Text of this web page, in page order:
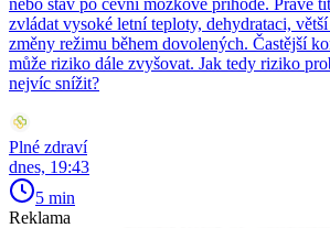
zvládat vysoké letní teploty, dehydrataci,
změny režimu během dovolených. Častější
může riziko dále zvyšovat. Jak tedy riziko
nejvíc snížit?
Plné zdraví
dnes, 19:43
5 min
Reklama